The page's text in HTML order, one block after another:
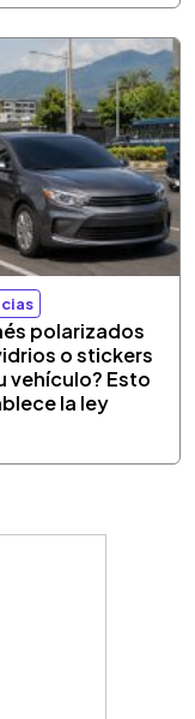
polarizados
o stickers
vehículo? Esto
la ley